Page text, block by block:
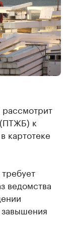
к
картотеке
ведомства